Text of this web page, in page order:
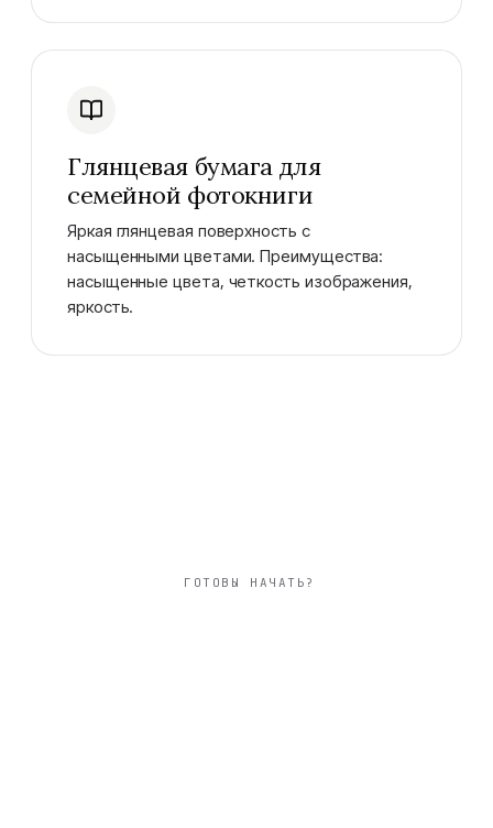
Глянцевая бумага для
семейной фотокниги
Яркая глянцевая поверхность с
насыщенными цветами. Преимущества:
насыщенные цвета, четкость изображения,
яркость.
ГОТОВЫ НАЧАТЬ?